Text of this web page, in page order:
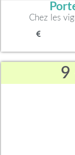
Chez les
9